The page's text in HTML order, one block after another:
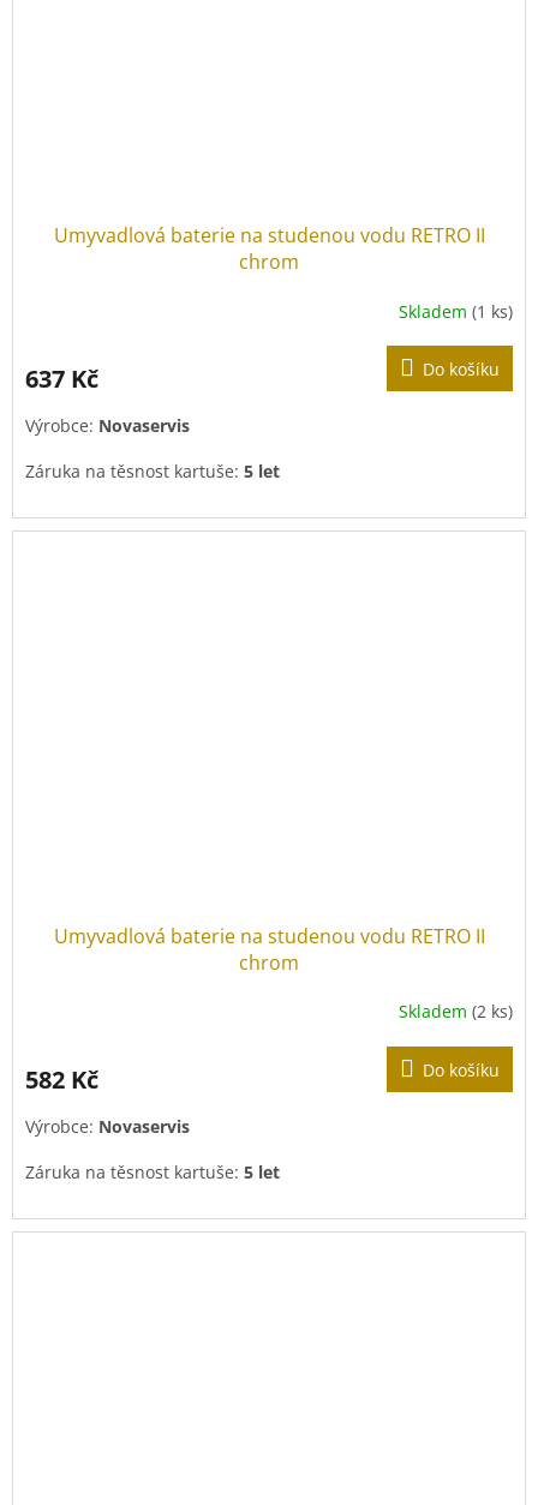
Umyvadlová baterie na studenou vodu RETRO II
chrom
Skladem (1 ks)
637 Kč Do košíku
Výrobce: Novaservis
Záruka na těsnost kartuše: 5 let
Umyvadlová baterie na studenou vodu RETRO II
chrom
Skladem (2 ks)
582 Kč Do košíku
Výrobce: Novaservis
Záruka na těsnost kartuše: 5 let